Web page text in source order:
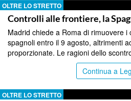
OLTRE LO STRETTO
Controlli alle frontiere, la
Madrid chiede a Roma di rimuovere i
spagnoli entro il 9 agosto, altrimenti
proporzionate. Le ragioni dello
Continua a
OLTRE LO STRETTO